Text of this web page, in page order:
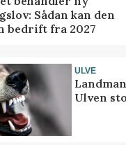
Sådan kan den
bedrift fra 2027
ULVE
Ulven